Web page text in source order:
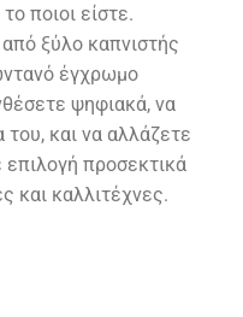
ποιοι είστε.
ξύλο καπνιστής
έγχρωμο
ψηφιακά, να
του, και να αλλάζετε
προσεκτικά
και καλλιτέχνες.